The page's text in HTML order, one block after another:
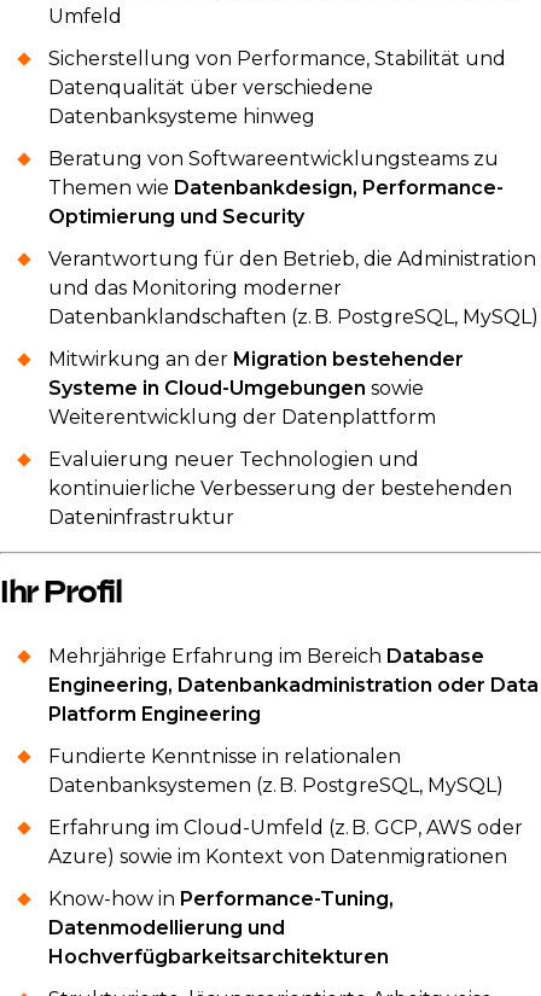
Umfeld
Sicherstellung von Performance, Stabilität und
Datenqualität über verschiedene
Datenbanksysteme hinweg
Beratung von Softwareentwicklungsteams zu
Themen wie Datenbankdesign, Performance-
Optimierung und Security
Verantwortung für den Betrieb, die Administration
und das Monitoring moderner
Datenbanklandschaften (z. B. PostgreSQL, MySQL)
Mitwirkung an der Migration bestehender
Systeme in Cloud-Umgebungen sowie
Weiterentwicklung der Datenplattform
Evaluierung neuer Technologien und
kontinuierliche Verbesserung der bestehenden
Dateninfrastruktur
Ihr Profil
Mehrjährige Erfahrung im Bereich Database
Engineering, Datenbankadministration oder Data
Platform Engineering
Fundierte Kenntnisse in relationalen
Datenbanksystemen (z. B. PostgreSQL, MySQL)
Erfahrung im Cloud-Umfeld (z. B. GCP, AWS oder
Azure) sowie im Kontext von Datenmigrationen
Know-how in Performance-Tuning,
Datenmodellierung und
Hochverfügbarkeitsarchitekturen